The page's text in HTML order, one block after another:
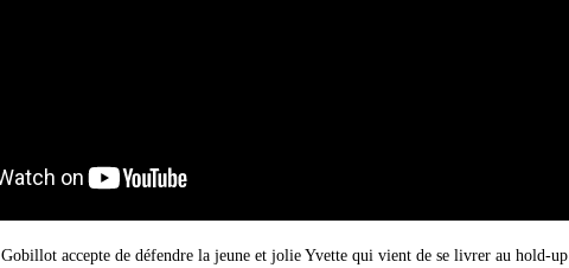
accepte de défendre la jeune et jolie Yvette qui vient de se livrer au hold-up